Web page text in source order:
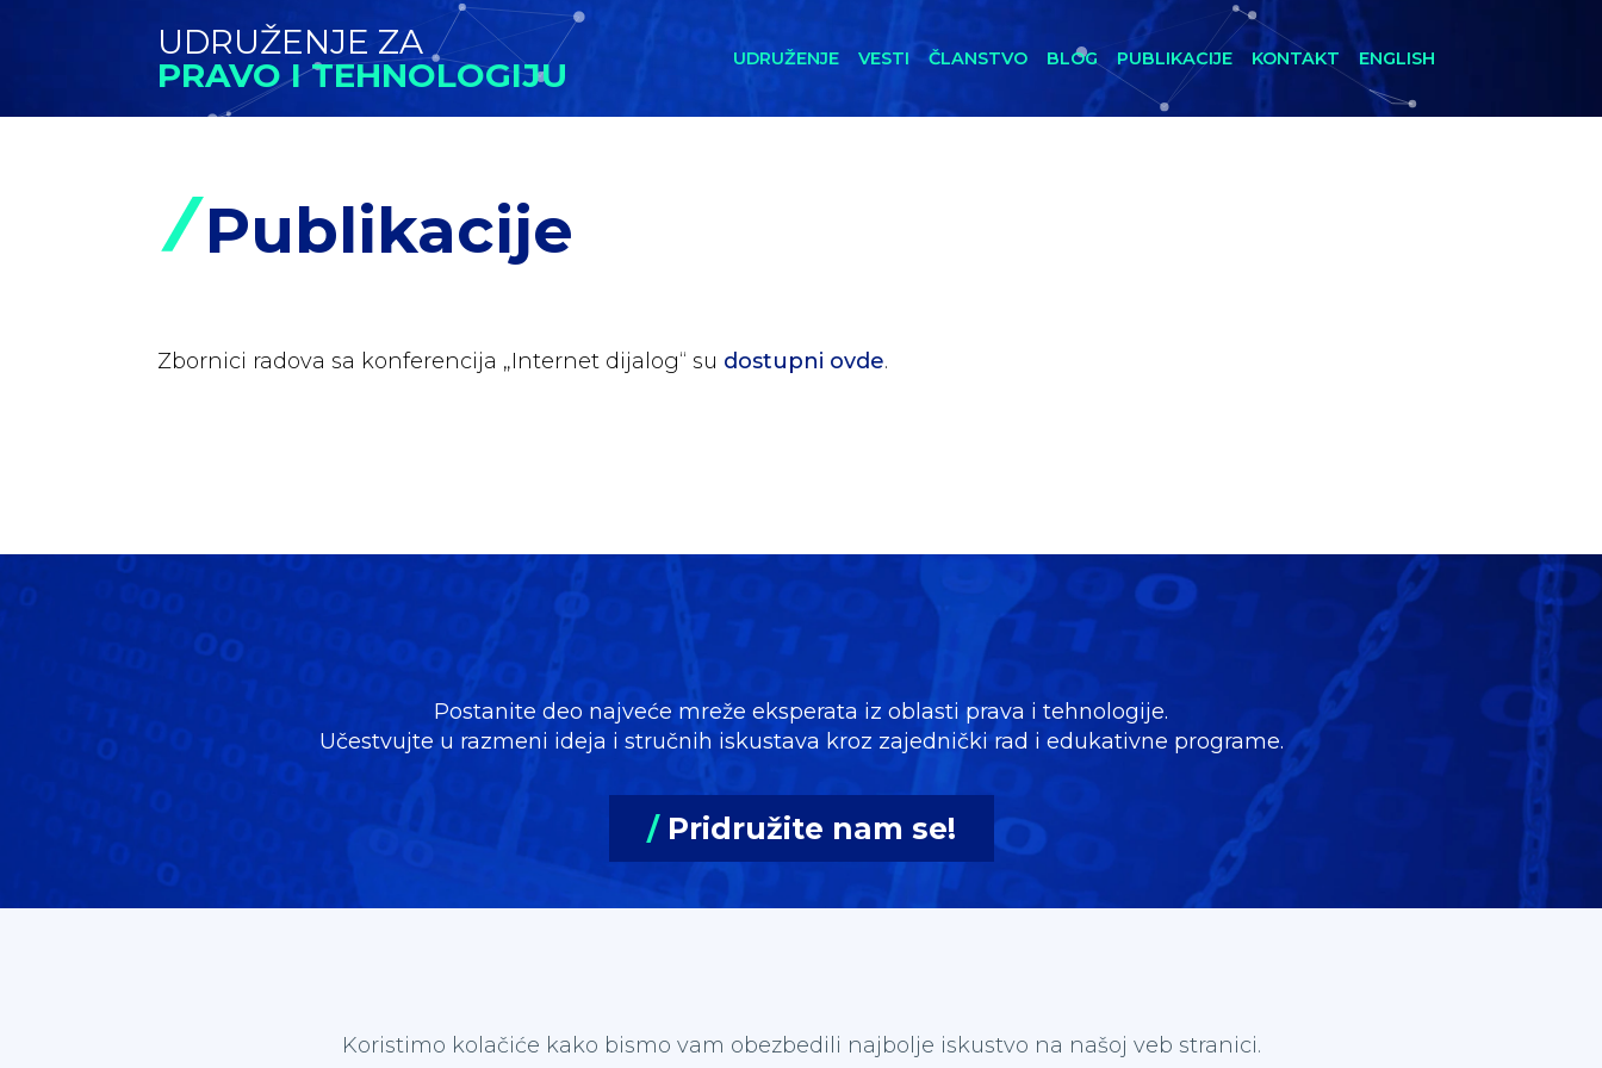
UDRUŽENJE ZA
PRAVO I TEHNOLOGIJU
UDRUŽENJE VESTI ČLANSTVO BLOG PUBLIKACIJE KONTAKT ENGLISH
Publikacije
Zbornici radova sa konferencija „Internet dijalog“ su dostupni ovde.
Postanite deo najveće mreže eksperata iz oblasti prava i tehnologije.
Učestvujte u razmeni ideja i stručnih iskustava kroz zajednički rad i edukativne programe.
/Pridružite nam se!
Koristimo kolačiće kako bismo vam obezbedili najbolje iskustvo na našoj veb stranici.